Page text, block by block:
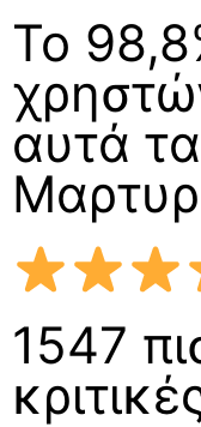
Το
αυτά
1547